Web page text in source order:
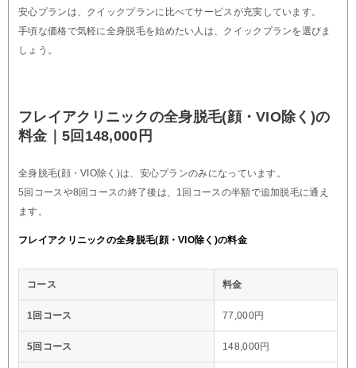
安心プランは、クイックプランに比べてサービスが充実しています。
手頃な価格で気軽に全身脱毛を始めたい人は、クイックプランを選びま
しょう。
フレイアクリニックの全身脱毛(顔・VIO除く)の
料金｜5回148,000円
全身脱毛(顔・VIO除く)は、安心プランのみになっています。
5回コースや8回コースの終了後は、1回コースの半額で追加脱毛に通え
ます。
フレイアクリニックの全身脱毛(顔・VIO除く)の料金
コース 料金
1回コース 77,000円
5回コース 148,000円